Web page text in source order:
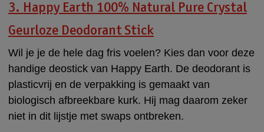
3. Happy Earth 100% Natural Pure Crystal
Geurloze Deodorant Stick
Wil je je de hele dag fris voelen? Kies dan voor deze
handige deostick van Happy Earth. De deodorant is
plasticvrij en de verpakking is gemaakt van
biologisch afbreekbare kurk. Hij mag daarom zeker
niet in dit lijstje met swaps ontbreken.